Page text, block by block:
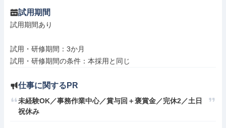
試用期間
試用期間あり
試用・研修期間：3か月
仕事に関するPR
未経験OK／事務作業中心／賞与回＋褒賞金／完休2／土日
祝休み